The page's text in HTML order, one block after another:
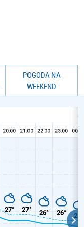
POGODA NA
WEEKEND